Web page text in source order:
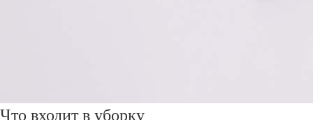
Что входит в уборку